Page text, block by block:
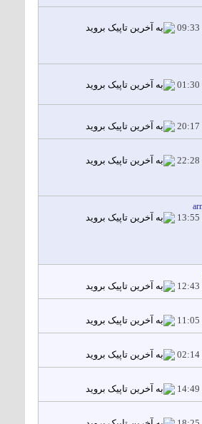
09:33
01:30
20:17
22:28
13:55
12:43
11:05
02:14
14:49